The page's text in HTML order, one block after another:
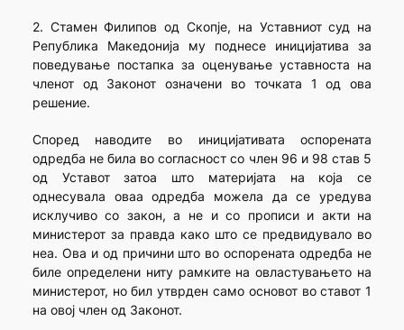
2. Стамен Филипов од Скопје, на Уставниот суд на
Република Македонија му поднесе иницијатива за
поведување постапка за оценување уставноста на
членот од Законот означени во точката 1 од ова
решение.
Според наводите во иницијативата оспорената
одредба не била во согласност со член 96 и 98 став 5
од Уставот затоа што материјата на која се
однесувала оваа одредба можела да се уредува
исклучиво со закон, а не и со прописи и акти на
министерот за правда како што се предвидувало во
неа. Ова и од причини што во оспорената одредба не
биле определени ниту рамките на овластувањето на
министерот, но бил утврден само основот во ставот 1
на овој член од Законот.